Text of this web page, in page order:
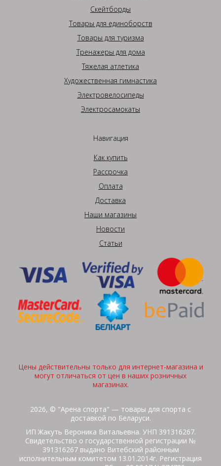
Скейтборды
Товары для единоборств
Товары для туризма
Тренажеры для дома
Тяжелая атлетика
Художественная гимнастика
Электровелосипеды
Электросамокаты
Навигация
Как купить
Рассрочка
Оплата
Доставка
Наши магазины
Новости
Статьи
Цены действительны только для интернет-магазина и
могут отличаться от цен в наших розничных
магазинах.
2026, © "Арена спорта" — товары для спорта с
доставкой по Беларуси.
ИП Жакуть Вероника Витальевна. УНП 391316267.
Свидетельство о государственной регистрации №
391316267 выдано Витебский районным
исполнительным комитетом 13.01.2014г. Регистрация